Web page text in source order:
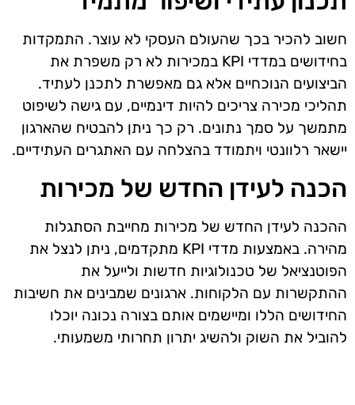
חשוב להכיר בכך שהעולם העסקי לא עוצר. התמקדות
בחידושים במדדי KPI במכירות לא רק משפרת את
הביצועים הנוכחיים אלא גם מאפשרת לתכנן לעתיד.
תהליכי מכירה צריכים להיות דינמיים, עם גישה לשיפוט
מתמשך על סמך נתונים. רק כך ניתן להבטיח שהארגון
יישאר רלוונטי ויתמודד בהצלחה עם האתגרים העתידיים.
הכנה לעידן החדש של מכירות
ההכנה לעידן החדש של מכירות מחייבת הסתגלות
מהירה. באמצעות מדדי KPI מתקדמים, ניתן לנצל את
הפוטנציאל של טכנולוגיות חדשות ולייעל את
ההתקשרות עם הלקוחות. ארגונים שמבינים את חשיבות
החידושים הללו ומיישמים אותם בצורה נכונה יוכלו
להוביל את השוק ולהשיג יתרון תחרותי משמעותי.